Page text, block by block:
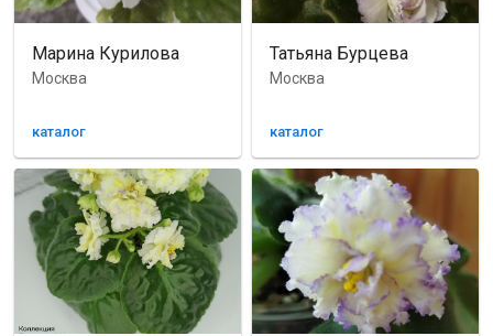
Марина Курилова
Москва
каталог
Татьяна Бурцева
Москва
каталог